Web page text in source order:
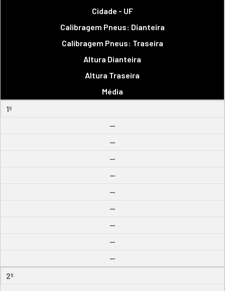
Cidade - UF
Calibragem Pneus: Dianteira
Calibragem Pneus: Traseira
Altura Dianteira
Altura Traseira
Média
1º
--
--
--
--
--
--
--
--
--
2º